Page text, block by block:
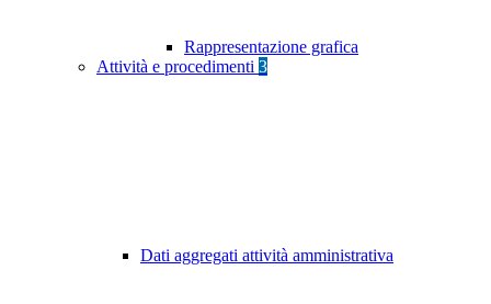
Rappresentazione grafica
Attività e procedimenti 3
Dati aggregati attività amministrativa